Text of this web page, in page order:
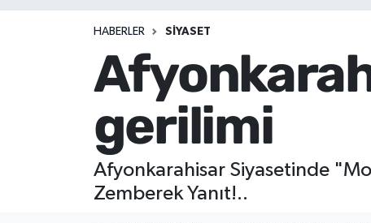
HABERLER SIYASET
gerilimi
Afyonkarahisar Siyasetinde
Zemberek Yanıt!..
Asayiş Yaşam
Sivil Toplum
Ekonomi